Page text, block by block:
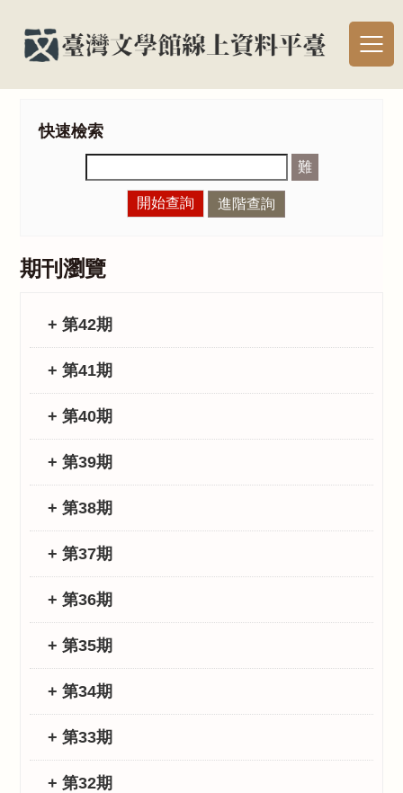
快速檢索
難
開始查詢 進階查詢
期刊瀏覽
+ 第42期
+ 第41期
+ 第40期
+ 第39期
+ 第38期
+ 第37期
+ 第36期
+ 第35期
+ 第34期
+ 第33期
+ 第32期